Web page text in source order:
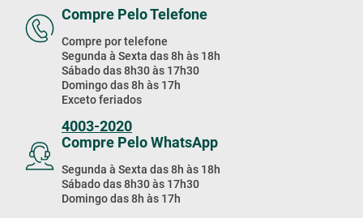
Compre Pelo Telefone
Compre por telefone
Segunda à Sexta das 8h às 18h
Sábado das 8h30 às 17h30
Domingo das 8h às 17h
Exceto feriados
4003-2020
Compre Pelo WhatsApp
Segunda à Sexta das 8h às 18h
Sábado das 8h30 às 17h30
Domingo das 8h às 17h